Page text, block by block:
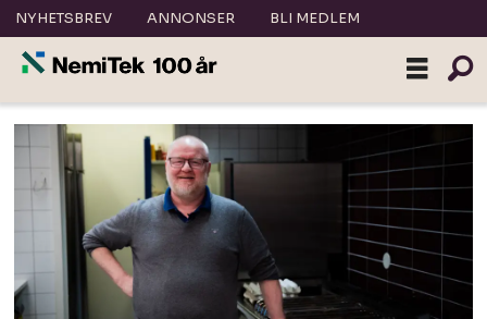
NYHETSBREV ANNONSER BLI MEDLEM